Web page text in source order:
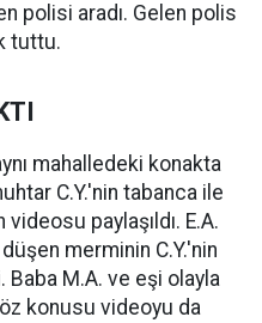
polisi aradı. Gelen polis
tuttu.
mahalledeki konakta
C.Y.'nin tabanca ile
paylaşıldı. E.A.
merminin C.Y.'nin
Baba M.A. ve eşi olayla
konusu videoyu da